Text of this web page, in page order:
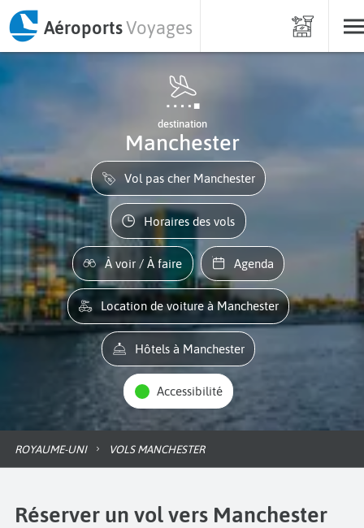
AéroportsVoyages
destination
Manchester
Vol pas cher Manchester
Horaires des vols
À voir / À faire Agenda
Location de voiture à Manchester
Hôtels à Manchester
Accessibilité
ROYAUME-UNI VOLS MANCHESTER
Réserver un vol vers Manchester